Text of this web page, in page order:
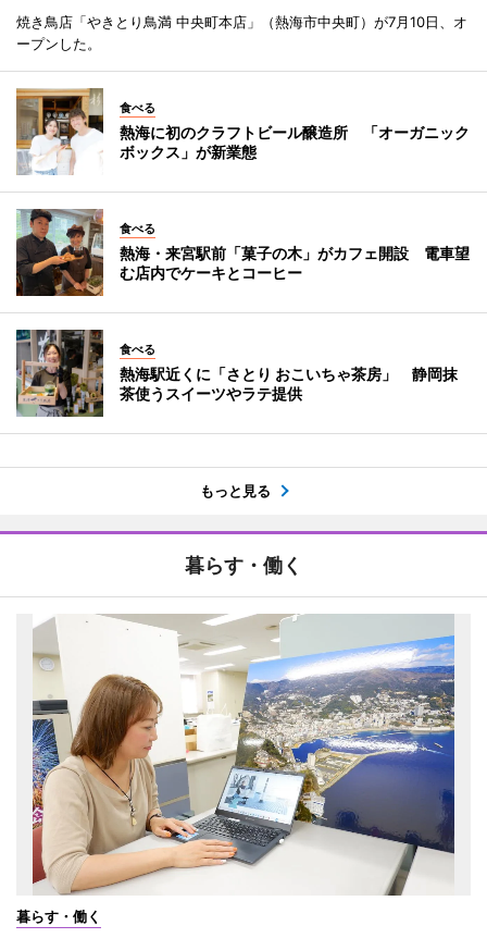
焼き鳥店「やきとり鳥満 中央町本店」（熱海市中央町）が7月10日、オ
ープンした。
食べる
熱海に初のクラフトビール醸造所 「オーガニック
ボックス」が新業態
食べる
熱海・来宮駅前「菓子の木」がカフェ開設 電車望
む店内でケーキとコーヒー
食べる
熱海駅近くに「さとり おこいちゃ茶房」 静岡抹
茶使うスイーツやラテ提供
もっと見る
暮らす・働く
暮らす・働く